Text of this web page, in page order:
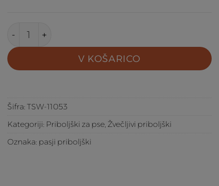
TailSwingers Fruit Bites priboljšek za pse -
V KOŠARICO
Šifra: TSW-11053
Kategoriji: Priboljški za pse, Žvečljivi priboljški
Oznaka: pasji priboljški